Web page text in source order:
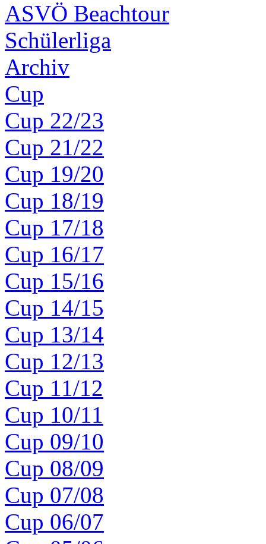
ASVÖ Beachtour
Schülerliga
Archiv
Cup
Cup 22/23
Cup 21/22
Cup 19/20
Cup 18/19
Cup 17/18
Cup 16/17
Cup 15/16
Cup 14/15
Cup 13/14
Cup 12/13
Cup 11/12
Cup 10/11
Cup 09/10
Cup 08/09
Cup 07/08
Cup 06/07